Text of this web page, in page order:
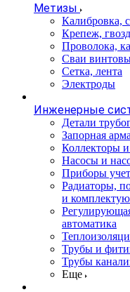
Метизы
Калибровка,
Крепеж,
Проволока,
Сваи
Сетка, лента
Электроды
Инженерные
Детали
Запорная
Коллекторы
Насосы и
Приборы
Радиаторы,
и
автоматика
Трубы и
Трубы
Еще